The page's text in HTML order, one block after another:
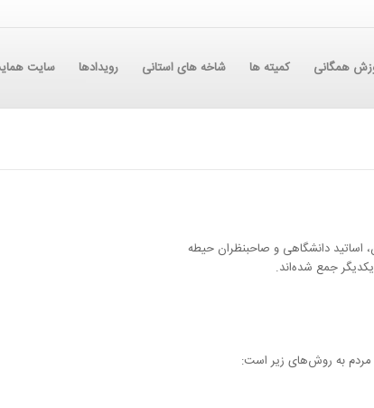
همگانی کمیته ها شاخه های استانی رویدادها سایت
اساتید دانشگاهی و صاحبنظران حیطه
جمع شده‌اند.
مردم به روش‌های زیر است: